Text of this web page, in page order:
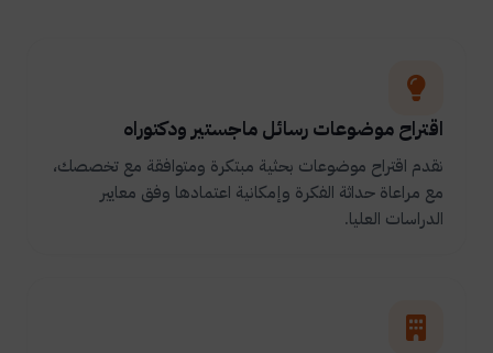
اقتراح موضوعات رسائل ماجستير ودكتوراه
نقدم اقتراح موضوعات بحثية مبتكرة ومتوافقة مع تخصصك،
مع مراعاة حداثة الفكرة وإمكانية اعتمادها وفق معايير
الدراسات العليا.